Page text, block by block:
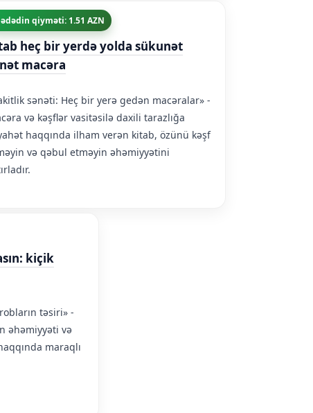
ədədin qiyməti: 1.51 AZN
heç bir yerdə yolda sükunət
macəra
sənəti: Heç bir yerə gedən macəralar» -
və kəşflər vasitəsilə daxili tarazlığa
haqqında ilham verən kitab, özünü kəşf
və qəbul etməyin əhəmiyyətini
kiçik
təsiri» -
əhəmiyyəti və
maraqlı